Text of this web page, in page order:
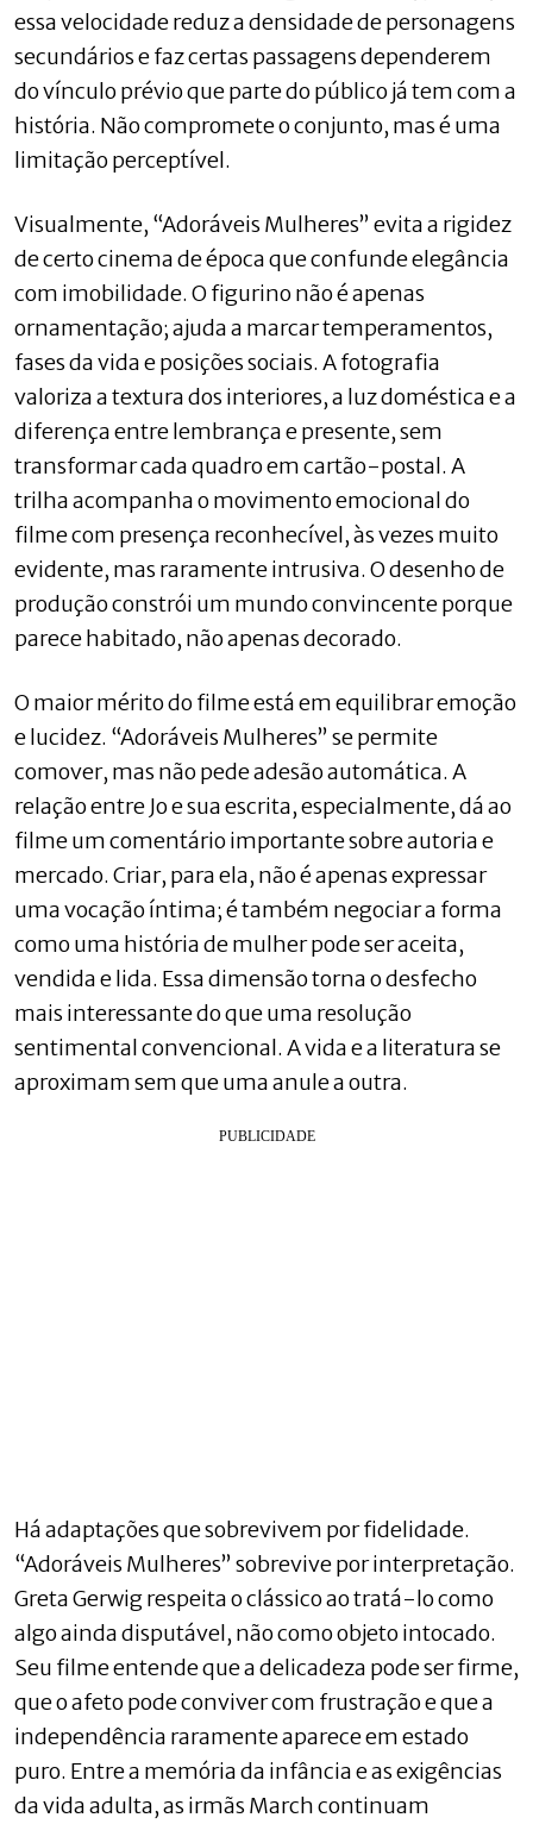
essa velocidade reduz a densidade de personagens
secundários e faz certas passagens dependerem
do vínculo prévio que parte do público já tem com a
história. Não compromete o conjunto, mas é uma
limitação perceptível.
Visualmente, “Adoráveis Mulheres” evita a rigidez
de certo cinema de época que confunde elegância
com imobilidade. O figurino não é apenas
ornamentação; ajuda a marcar temperamentos,
fases da vida e posições sociais. A fotografia
valoriza a textura dos interiores, a luz doméstica e a
diferença entre lembrança e presente, sem
transformar cada quadro em cartão-postal. A
trilha acompanha o movimento emocional do
filme com presença reconhecível, às vezes muito
evidente, mas raramente intrusiva. O desenho de
produção constrói um mundo convincente porque
parece habitado, não apenas decorado.
O maior mérito do filme está em equilibrar emoção
e lucidez. “Adoráveis Mulheres” se permite
comover, mas não pede adesão automática. A
relação entre Jo e sua escrita, especialmente, dá ao
filme um comentário importante sobre autoria e
mercado. Criar, para ela, não é apenas expressar
uma vocação íntima; é também negociar a forma
como uma história de mulher pode ser aceita,
vendida e lida. Essa dimensão torna o desfecho
mais interessante do que uma resolução
sentimental convencional. A vida e a literatura se
aproximam sem que uma anule a outra.
Há adaptações que sobrevivem por fidelidade.
“Adoráveis Mulheres” sobrevive por interpretação.
Greta Gerwig respeita o clássico ao tratá-lo como
algo ainda disputável, não como objeto intocado.
Seu filme entende que a delicadeza pode ser firme,
que o afeto pode conviver com frustração e que a
independência raramente aparece em estado
puro. Entre a memória da infância e as exigências
da vida adulta, as irmãs March continuam